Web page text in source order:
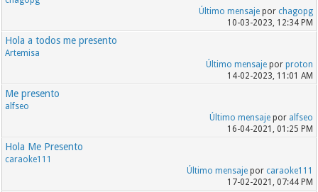
Último mensajepor chagopg
10-03-2023, 12:34 PM
Hola a todos me presento
Artemisa
Último mensajepor proton
14-02-2023, 11:01 AM
Me presento
alfseo
Último mensajepor alfseo
16-04-2021, 01:25 PM
Hola Me Presento
caraoke111
Último mensajepor caraoke111
17-02-2021, 07:44 PM